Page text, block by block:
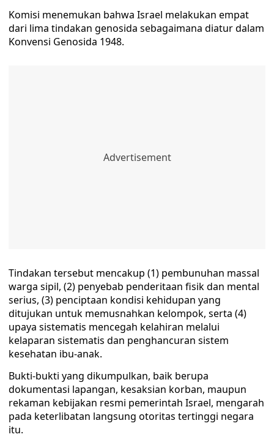
Komisi menemukan bahwa Israel melakukan empat
dari lima tindakan genosida sebagaimana diatur dalam
Konvensi Genosida 1948.
Tindakan tersebut mencakup (1) pembunuhan massal
warga sipil, (2) penyebab penderitaan fisik dan mental
serius, (3) penciptaan kondisi kehidupan yang
ditujukan untuk memusnahkan kelompok, serta (4)
upaya sistematis mencegah kelahiran melalui
kelaparan sistematis dan penghancuran sistem
kesehatan ibu-anak.
Bukti-bukti yang dikumpulkan, baik berupa
dokumentasi lapangan, kesaksian korban, maupun
rekaman kebijakan resmi pemerintah Israel, mengarah
pada keterlibatan langsung otoritas tertinggi negara
itu.